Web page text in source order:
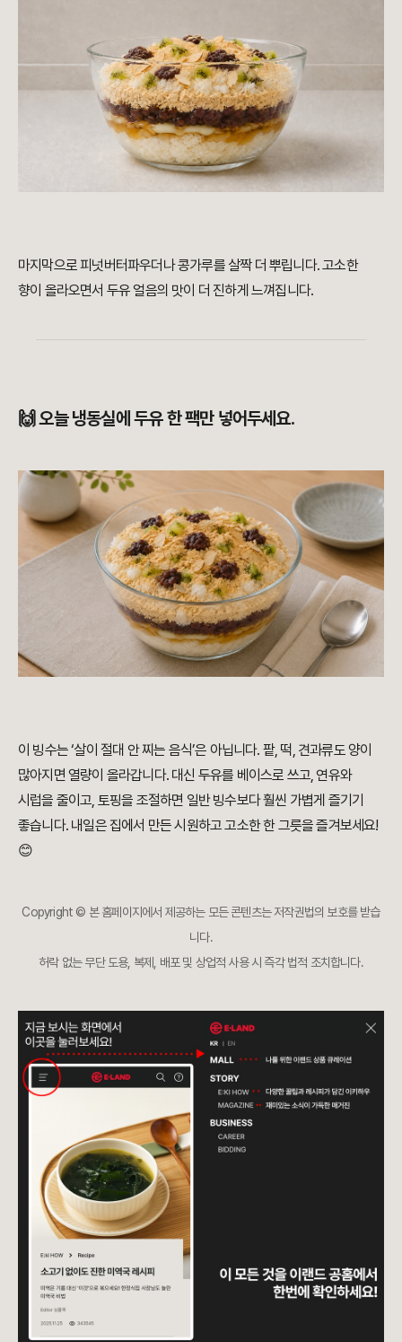
마지막으로 피넛버터파우더나 콩가루를 살짝 더 뿌립니다. 고소한
향이 올라오면서 두유 얼음의 맛이 더 진하게 느껴집니다.
🙌 오늘 냉동실에 두유 한 팩만 넣어두세요.
이 빙수는 ‘살이 절대 안 찌는 음식’은 아닙니다. 팥, 떡, 견과류도 양이
많아지면 열량이 올라갑니다. 대신 두유를 베이스로 쓰고, 연유와
시럽을 줄이고, 토핑을 조절하면 일반 빙수보다 훨씬 가볍게 즐기기
좋습니다. 내일은 집에서 만든 시원하고 고소한 한 그릇을 즐겨보세요!
😊
Copyright © 본 홈페이지에서 제공하는 모든 콘텐츠는 저작권법의 보호를 받습
니다.
허락 없는 무단 도용, 복제, 배포 및 상업적 사용 시 즉각 법적 조치합니다.